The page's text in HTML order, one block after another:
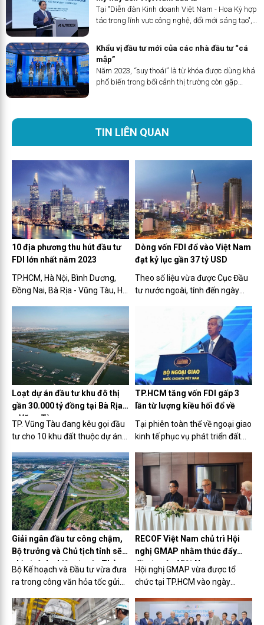
Tại "Diễn đàn Kinh doanh Việt Nam - Hoa Kỳ hợp
tác trong lĩnh vực công nghệ, đổi mới sáng tạo",
nghiệp Mỹ góp phần hiện thực hóa sự ủng hộ
của Mỹ về một Việt Nam...
Khẩu vị đầu tư mới của các nhà đầu tư “cá
mập”
Năm 2023, “suy thoái” là từ khóa được dùng khá
phổ biến trong bối cảnh thị trường còn gặp
TIN LIÊN QUAN
10 địa phương thu hút đầu tư
FDI lớn nhất năm 2023
TP.HCM, Hà Nội, Bình Dương,
Đồng Nai, Bà Rịa - Vũng Tàu, Hải
Long An và Quảng Ninh là top
10 địa phương thu hút đầu tư
FDI lớn nhất năm 2023, theo số
liệu từ Cục Đầu tư nước...
Dòng vốn FDI đổ vào Việt Nam
đạt kỷ lục gần 37 tỷ USD
Theo số liệu vừa được Cục Đầu
tư nước ngoài, tính đến ngày
ngoài (FDI) đăng ký vào Việt
Nam đạt gần 36,61 tỉ USD, tăng
32,1% so với cùng kỳ.
Loạt dự án đầu tư khu đô thị
gần 30.000 tỷ đồng tại Bà Rịa
– Vũng Tàu
TP. Vũng Tàu đang kêu gọi đầu
tư cho 10 khu đất thuộc dự án
đó, Khu đô thị cù lao Bến Đình,
Khu đô thị Gò Găng, Khu đô thị
đường 3/2, Khu công viên văn
hóa - đô thị Bàu Trũng...
TP.HCM tăng vốn FDI gấp 3
lần từ lượng kiều hối đổ về
Tại phiên toàn thể về ngoại giao
kinh tế phục vụ phát triển đất
Ngoại giao lần thứ 32 diễn ra
vào ngày 21/12, Phó Chủ tịch
UBND TP.HCM Võ Văn Hoan cho
biết, trong năm 2023,...
Giải ngân đầu tư công chậm,
Bộ trưởng và Chủ tịch tỉnh sẽ
chịu trách nhiệm trước Thủ
tướng
Bộ Kế hoạch và Đầu tư vừa đưa
ra trong công văn hỏa tốc gửi
về việc đôn đốc đẩy nhanh giải
ngân vốn đầu tư công năm
RECOF Việt Nam chủ trì Hội
nghị GMAP nhằm thúc đẩy
đầu tư vào Việt Nam
Hội nghị GMAP vừa được tổ
chức tại TP.HCM vào ngày
quốc tế RECOF chủ trì, với mục
tiêu tạo cầu nối và điều kiện cho